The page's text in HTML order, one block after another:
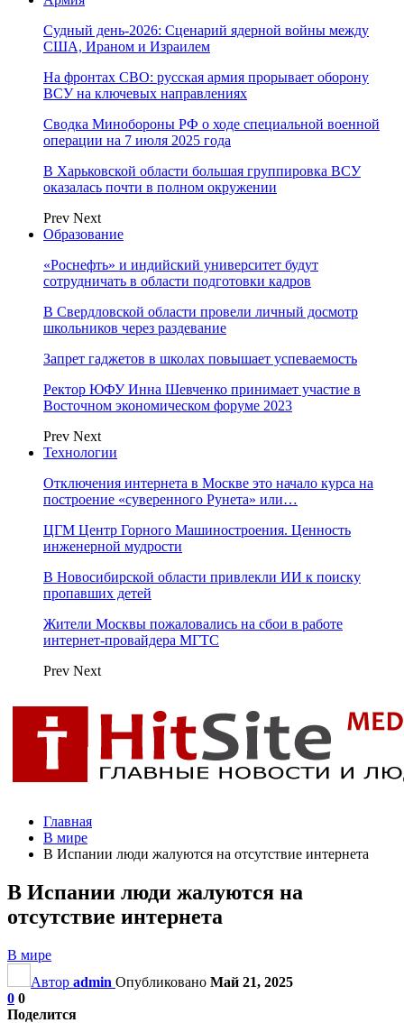
Судный день-2026: Сценарий ядерной войны между
США, Ираном и Израилем
На фронтах СВО: русская армия прорывает оборону
ВСУ на ключевых направлениях
Сводка Минобороны РФ о ходе специальной военной
операции на 7 июля 2025 года
В Харьковской области большая группировка ВСУ
оказалась почти в полном окружении
Prev Next
Образование
«Роснефть» и индийский университет будут
сотрудничать в области подготовки кадров
В Свердловской области провели личный досмотр
школьников через раздевание
Запрет гаджетов в школах повышает успеваемость
Ректор ЮФУ Инна Шевченко принимает участие в
Восточном экономическом форуме 2023
Prev Next
Технологии
Отключения интернета в Москве это начало курса на
построение «суверенного Рунета» или…
ЦГМ Центр Горного Машиностроения. Ценность
инженерной мудрости
В Новосибирской области привлекли ИИ к поиску
пропавших детей
Жители Москвы пожаловались на сбои в работе
интернет-провайдера МГТС
Prev Next
Главная
В мире
В Испании люди жалуются на отсутствие интернета
В Испании люди жалуются на
отсутствие интернета
В мире
Автор admin Опубликовано Май 21, 2025
0 0
Поделится